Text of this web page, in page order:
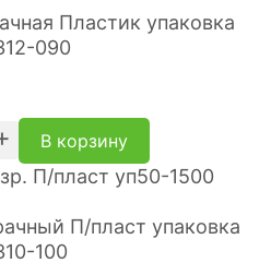
Пластик упаковка
090
В корзину
П/пласт упаковка
100